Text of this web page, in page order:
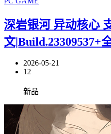
深岩银河 异动核心
文|Build.23309537+
2026-05-21
12
新品